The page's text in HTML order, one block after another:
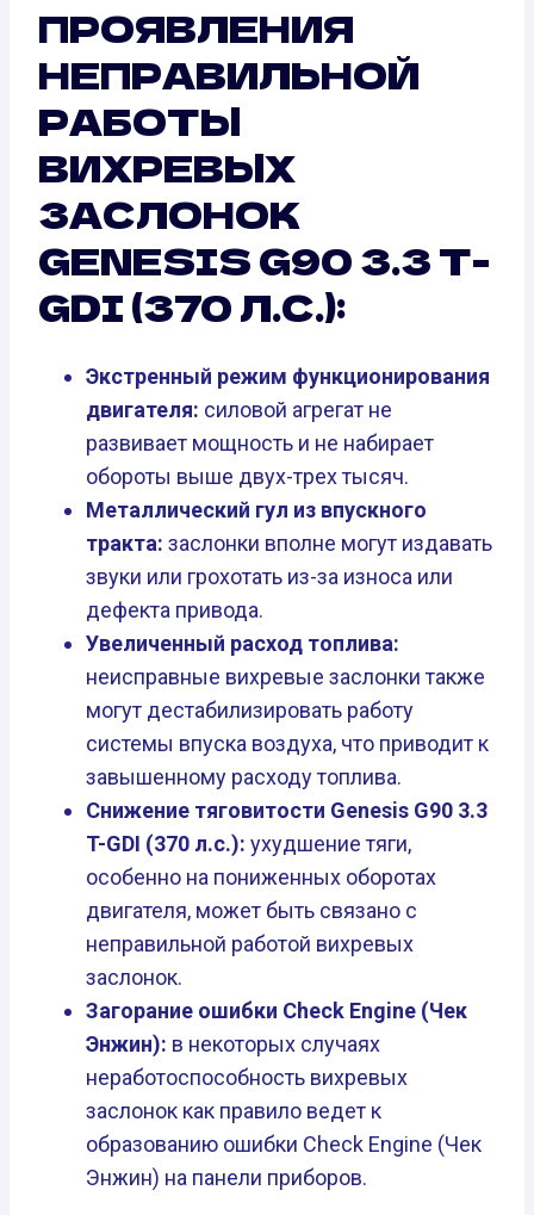
ПРОЯВЛЕНИЯ
НЕПРАВИЛЬНОЙ
РАБОТЫ
ВИХРЕВЫХ
ЗАСЛОНОК
GENESIS G90 3.3 T-
GDI (370 Л.С.):
Экстренный режим функционирования
двигателя: силовой агрегат не
развивает мощность и не набирает
обороты выше двух-трех тысяч.
Металлический гул из впускного
тракта: заслонки вполне могут издавать
звуки или грохотать из-за износа или
дефекта привода.
Увеличенный расход топлива:
неисправные вихревые заслонки также
могут дестабилизировать работу
системы впуска воздуха, что приводит к
завышенному расходу топлива.
Снижение тяговитости Genesis G90 3.3
T-GDI (370 л.с.): ухудшение тяги,
особенно на пониженных оборотах
двигателя, может быть связано с
неправильной работой вихревых
заслонок.
Загорание ошибки Check Engine (Чек
Энжин): в некоторых случаях
неработоспособность вихревых
заслонок как правило ведет к
образованию ошибки Check Engine (Чек
Энжин) на панели приборов.